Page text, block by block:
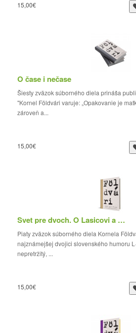
15,00€
O čase i nečase
Šiesty zväzok súborného diela prináša
"Kornel Földvári varuje: „Opakovanie je
zároveň a...
15,00€
Svet pre dvoch. O Lasicovi a Satinskom
Piaty zväzok súborného diela Kornela
najznámejšej dvojici slovenského humoru
nepretržitý, ...
15,00€